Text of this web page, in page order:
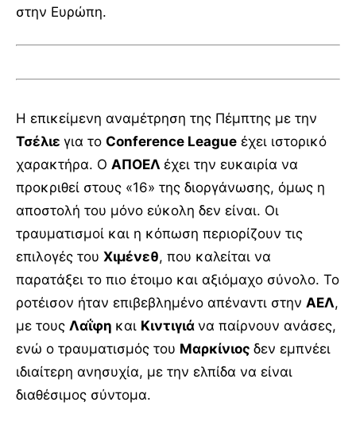
στην Ευρώπη.
Η επικείμενη αναμέτρηση της Πέμπτης με την
Τσέλιε για το Conference League έχει ιστορικό
χαρακτήρα. Ο ΑΠΟΕΛ έχει την ευκαιρία να
προκριθεί στους «16» της διοργάνωσης, όμως η
αποστολή του μόνο εύκολη δεν είναι. Οι
τραυματισμοί και η κόπωση περιορίζουν τις
επιλογές του Χιμένεθ, που καλείται να
παρατάξει το πιο έτοιμο και αξιόμαχο σύνολο. Το
ροτέισον ήταν επιβεβλημένο απέναντι στην ΑΕΛ,
με τους Λαΐφη και Κιντιγιά να παίρνουν ανάσες,
ενώ ο τραυματισμός του Μαρκίνιος δεν εμπνέει
ιδιαίτερη ανησυχία, με την ελπίδα να είναι
διαθέσιμος σύντομα.